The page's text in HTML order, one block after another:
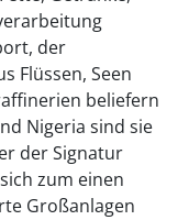
der
Flüssen, Seen
beliefern
Nigeria sind sie
der Signatur
zum einen
Großanlagen